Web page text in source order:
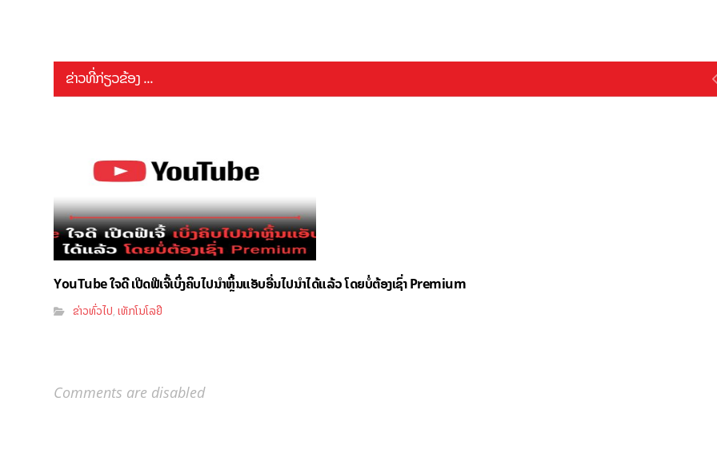
ຂ່າວທີ່ກ່ຽວຂ້ອງ ...
YouTube ໃຈດີ ເປີດຟີເຈີ້ເບິ່ງຄິບໄປນຳຫຼິ້ນແອັບອື່ນໄປນຳໄດ້ແລ້ວ ໂດຍບໍ່ຕ້ອງເຊົ່າ Premium
ຂ່າວທົ່ວໄປ,ເທັກໂນໂລຢີ
Comments are disabled